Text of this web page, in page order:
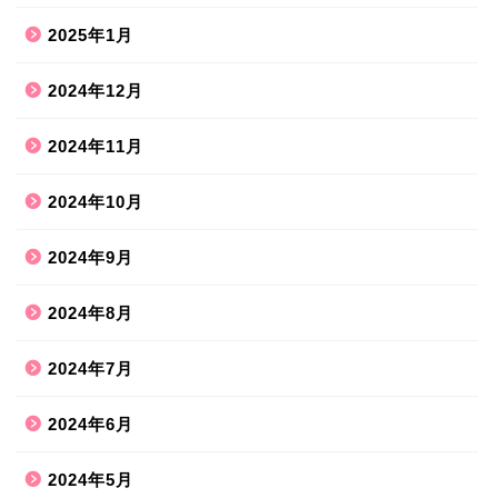
2025年1月
2024年12月
2024年11月
2024年10月
2024年9月
2024年8月
2024年7月
2024年6月
2024年5月